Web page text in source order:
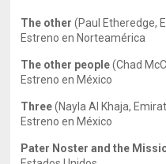
The other (Paul Etheredge,
Estreno en Norteamérica
The other people(Chad
Estreno en México
Three(Nayla Al Khaja,
Estreno en México
Pater Noster and the